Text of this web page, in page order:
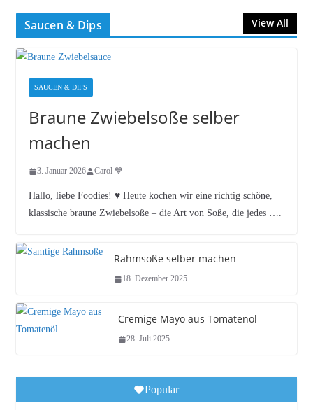
Saucen & Dips View All
SAUCEN & DIPS
Braune Zwiebelsoße selber
machen
3. Januar 2026 Carol 💙
Hallo, liebe Foodies! ♥︎ Heute kochen wir eine richtig schöne,
klassische braune Zwiebelsoße – die Art von Soße, die jedes ….
Rahmsoße selber machen
18. Dezember 2025
Cremige Mayo aus Tomatenöl
28. Juli 2025
Popular